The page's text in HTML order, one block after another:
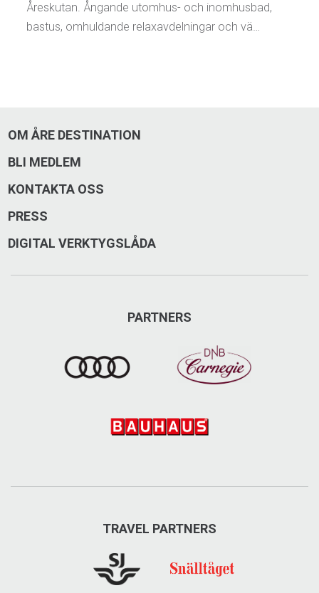
Åreskutan. Ångande utomhus- och inomhusbad,
bastus, omhuldande relaxavdelningar och vä…
OM ÅRE DESTINATION
BLI MEDLEM
KONTAKTA OSS
PRESS
DIGITAL VERKTYGSLÅDA
PARTNERS
TRAVEL PARTNERS